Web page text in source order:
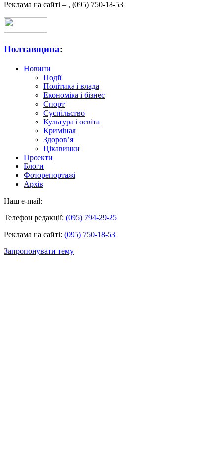
Реклама на сайті – , (095) 750-18-53
Полтавщина:
Новини
Події
Політика і влада
Економіка і бізнес
Спорт
Суспільство
Культура і освіта
Кримінал
Здоров’я
Цікавинки
Проекти
Блоги
Фоторепортажі
Архів
Наш e-mail:
Телефон редакції: (095) 794-29-25
Реклама на сайті: (095) 750-18-53
Запропонувати тему